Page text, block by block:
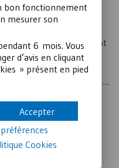
le registre
le recel. Il convient
peut organiser un
à la brocante, n'est
bon fonctionnement
mesurer son
6 mois. Vous
d’avis en cliquant
» présent en pied
Accepter
Cookies